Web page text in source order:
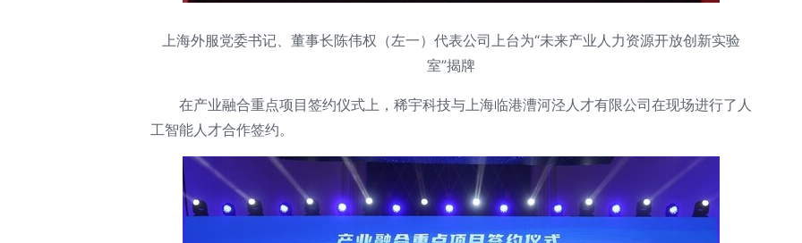
上海外服党委书记、董事长陈伟权（左一）代表公司上台为“未来产业人力资源开放创新实验
室”揭牌
在产业融合重点项目签约仪式上，稀宇科技与上海临港漕河泾人才有限公司在现场进行了人
工智能人才合作签约。